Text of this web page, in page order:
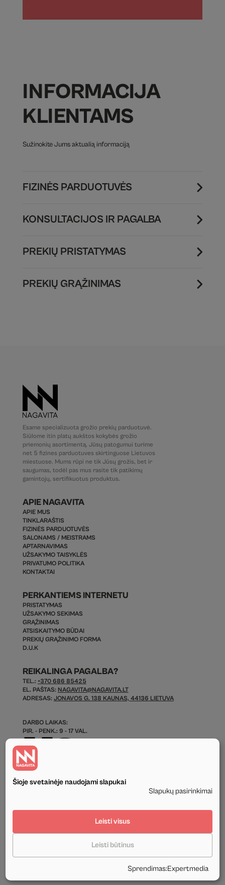
INFORMACIJA
KLIENTAMS
Sužinokite Jums aktualią informaciją
FIZINĖS PARDUOTUVĖS
KONSULTACIJOS IR PAGALBA
PREKIŲ PRISTATYMAS
PREKIŲ GRĄŽINIMAS
Esame specializuota grožio prekių parduotuvė.
Siūlome itin platų aukštos kokybės grožio
priemonių asortimentą. Jūsų patogumui turime
net 5 fizines parduotuves skirtinguose Lietuvos
miestuose. Mums rūpi ne tik Jūsų grožis, bet ir
saugumas, todėl pas mus rasite tik patikimų
gamintojų, sertifikuotus produktus.
APIE NAGAVITA
APIE MUS
TINKLARAŠTIS
FIZINĖS PARDUOTUVĖS
SALONAMS / MEISTRAMS
APTARNAVIMAS
UŽSAKYMO TAISYKLĖS
PRIVATUMO POLITIKA
KONTAKTAI
PERKANTIEMS INTERNETU
PRISTATYMAS
UŽSAKYMO SEKIMAS
GRĄŽINIMAS
ATSISKAITYMO BŪDAI
PREKIŲ GRĄŽINIMO FORMA
D.U.K
REIKALINGA PAGALBA?
TEL.: +370 686 85425
EL. PAŠTAS: NAGAVITA@NAGAVITA.LT
ADRESAS: JONAVOS G. 138 KAUNAS, 44136 LIETUVA
DARBO LAIKAS:
PIR. - PENK.: 9 - 17 VAL.
Tekstinis ir grafinis svetainės turinys priklauso UAB Nagavita ir negali būti
Šioje svetainėje naudojami slapukai
Slapukų pasirinkimai
Leisti būtinus
Leisti visus
Sprendimas:Expertmedia